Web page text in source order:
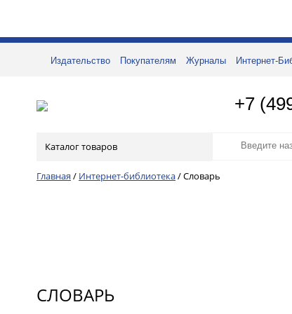
Издательство Покупателям Журналы Интернет-
+7
Каталог товаров
Главная / Интернет-библиотека/Словарь
СЛОВАРЬ